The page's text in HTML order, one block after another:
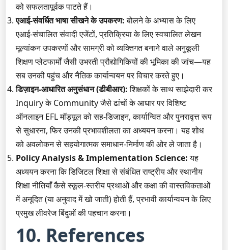
को सफलतापूर्वक पाटते हैं।
एआई-संवर्धित भाषा सीखने के उपकरण:बोलने के अभ्यास के लिए
एआई-संचालित संवादी एजेंटों, प्रतिक्रिया के लिए स्वचालित लेखन
मूल्यांकन उपकरणों और सामग्री को व्यक्तिगत बनाने वाले अनुकूली
शिक्षण प्लेटफार्मों जैसी उभरती प्रौद्योगिकियों की भूमिका की जांच—यह
सब उनकी पहुंच और नैतिक कार्यान्वयन पर विचार करते हुए।
डिज़ाइन-आधारित अनुसंधान (डीबीआर):शिक्षकों के साथ साझेदारी कर
Inquiry के Community जैसे ढांचों के आधार पर विशिष्ट
ऑनलाइन EFL मॉड्यूल को सह-डिजाइन, कार्यान्वित और पुनरावृत्त रूप
से सुधारना, फिर उनकी प्रभावशीलता का अध्ययन करना। यह शोध
को अवलोकन से सहयोगात्मक समाधान-निर्माण की ओर ले जाता है।
Policy Analysis & Implementation Science:यह
अध्ययन करना कि डिजिटल शिक्षा से संबंधित राष्ट्रीय और स्थानीय
शिक्षा नीतियाँ कैसे स्कूल-स्तरीय प्रथाओं और कक्षा की वास्तविकताओं
में अनूदित (या अनुवाद में खो जाती) होती हैं, प्रभावी कार्यान्वयन के लिए
प्रमुख लीवरेज बिंदुओं की पहचान करना।
10. References